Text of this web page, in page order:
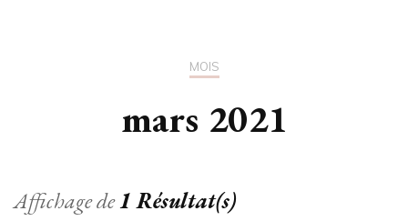
MOIS
mars 2021
Affichage de1 Résultat(s)